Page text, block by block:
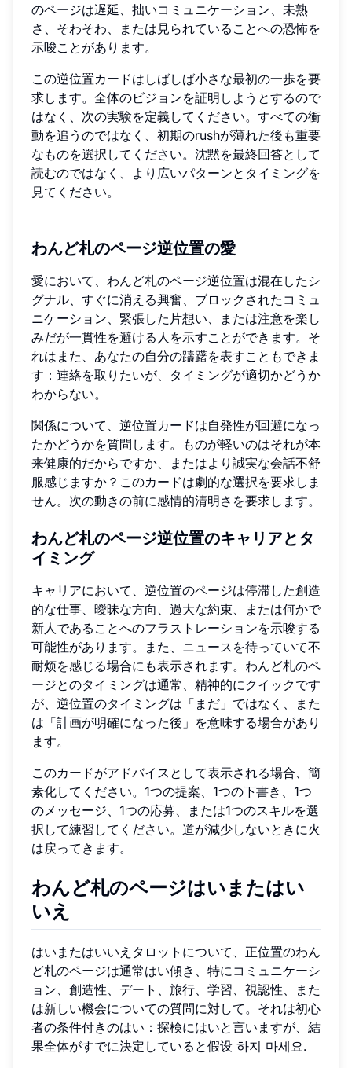
のページは遅延、拙いコミュニケーション、未熟
さ、そわそわ、または見られていることへの恐怖を
示唆ことがあります。
この逆位置カードはしばしば小さな最初の一歩を要
求します。全体のビジョンを証明しようとするので
はなく、次の実験を定義してください。すべての衝
動を追うのではなく、初期のrushが薄れた後も重要
なものを選択してください。沈黙を最終回答として
読むのではなく、より広いパターンとタイミングを
見てください。
わんど札のページ逆位置の愛
愛において、わんど札のページ逆位置は混在したシ
グナル、すぐに消える興奮、ブロックされたコミュ
ニケーション、緊張した片想い、または注意を楽し
みだが一貫性を避ける人を示すことができます。そ
れはまた、あなたの自分の躊躇を表すこともできま
す：連絡を取りたいが、タイミングが適切かどうか
わからない。
関係について、逆位置カードは自発性が回避になっ
たかどうかを質問します。ものが軽いのはそれが本
来健康的だからですか、またはより誠実な会話不舒
服感じますか？このカードは劇的な選択を要求しま
せん。次の動きの前に感情的清明さを要求します。
わんど札のページ逆位置のキャリアとタ
イミング
キャリアにおいて、逆位置のページは停滞した創造
的な仕事、曖昧な方向、過大な約束、または何かで
新人であることへのフラストレーションを示唆する
可能性があります。また、ニュースを待っていて不
耐烦を感じる場合にも表示されます。わんど札のペ
ージとのタイミングは通常、精神的にクイックです
が、逆位置のタイミングは「まだ」ではなく、また
は「計画が明確になった後」を意味する場合があり
ます。
このカードがアドバイスとして表示される場合、簡
素化してください。1つの提案、1つの下書き、1つ
のメッセージ、1つの応募、または1つのスキルを選
択して練習してください。道が減少しないときに火
は戻ってきます。
わんど札のページはいまたはい
いえ
はいまたはいいえタロットについて、正位置のわん
ど札のページは通常はい傾き、特にコミュニケーシ
ョン、創造性、デート、旅行、学習、視認性、また
は新しい機会についての質問に対して。それは初心
者の条件付きのはい：探検にはいと言いますが、結
果全体がすでに決定していると假设 하지 마세요.